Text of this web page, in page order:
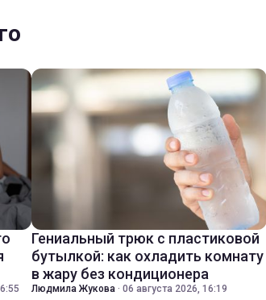
Гениальный трюк с пластиковой
бутылкой: как охладить комнату
в жару без кондиционера
Людмила Жукова · 06 августа 2026, 16:19